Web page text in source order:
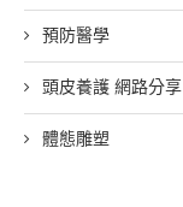
預防醫學
頭皮養護 網路分享
體態雕塑